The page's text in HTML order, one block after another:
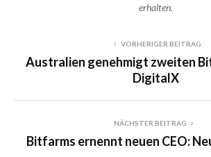
erhalten.
VORHERIGER BEITRAG
Australien genehmigt zweiten
DigitalX
NÄCHSTER BEITRAG
Bitfarms ernennt neuen CEO: